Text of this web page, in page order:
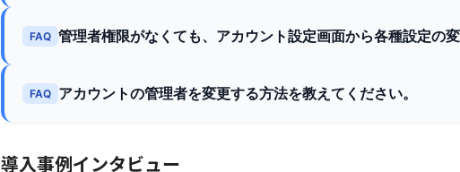
FAQ 管理者権限がなくても、アカウント設定画面から各種設定の
FAQ アカウントの管理者を変更する方法を教えてください。
導入事例インタビュー